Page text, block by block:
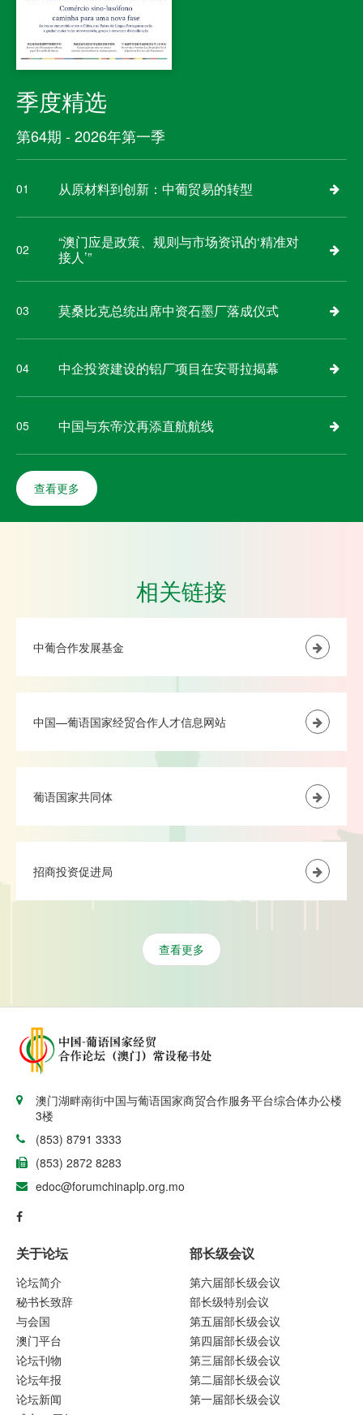
季度精选
第64期 - 2026年第一季
01 从原材料到创新：中葡贸易的转型
02
“澳门应是政策、规则与市场资讯的‘精准对
接人’”
03 莫桑比克总统出席中资石墨厂落成仪式
04 中企投资建设的铝厂项目在安哥拉揭幕
05 中国与东帝汶再添直航航线
查看更多
相关链接
中葡合作发展基金
中国—葡语国家经贸合作人才信息网站
葡语国家共同体
招商投资促进局
查看更多
澳门湖畔南街中国与葡语国家商贸合作服务平台综合体办公楼
3楼
(853) 8791 3333
(853) 2872 8283
edoc@forumchinaplp.org.mo
关于论坛
论坛简介
秘书长致辞
与会国
澳门平台
论坛刊物
论坛年报
论坛新闻
部长级会议
第六届部长级会议
部长级特别会议
第五届部长级会议
第四届部长级会议
第三届部长级会议
第二届部长级会议
第一届部长级会议